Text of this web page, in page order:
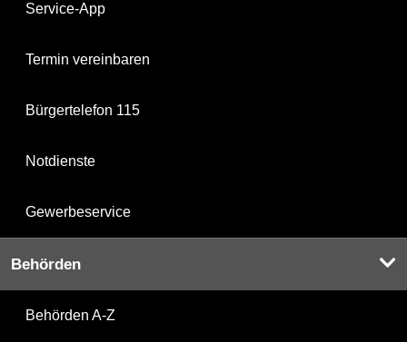
Service-App
Termin vereinbaren
Bürgertelefon 115
Notdienste
Gewerbeservice
Behörden
Behörden A-Z